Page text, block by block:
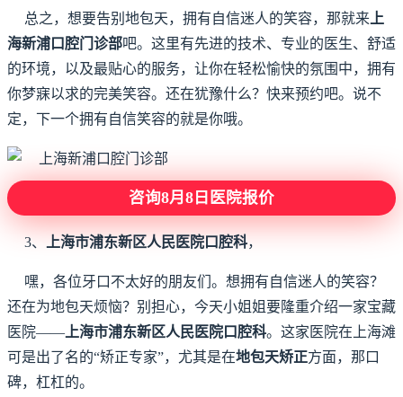
总之，想要告别地包天，拥有自信迷人的笑容，那就来 上
海新浦口腔门诊部吧。这里有先进的技术、专业的医生、舒适
的环境，以及最贴心的服务，让你在轻松愉快的氛围中，拥有
你梦寐以求的完美笑容。还在犹豫什么？快来预约吧。说不
定，下一个拥有自信笑容的就是你哦。
咨询8月8日医院报价
3、 上海市浦东新区人民医院口腔科，
嘿，各位牙口不太好的朋友们。想拥有自信迷人的笑容？
还在为地包天烦恼？别担心，今天小姐姐要隆重介绍一家宝藏
医院—— 上海市浦东新区人民医院口腔科。这家医院在上海滩
可是出了名的“矫正专家”，尤其是在地包天矫正方面，那口
碑，杠杠的。